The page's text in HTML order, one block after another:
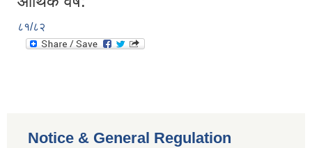
८१/८२
Notice & General Regulation